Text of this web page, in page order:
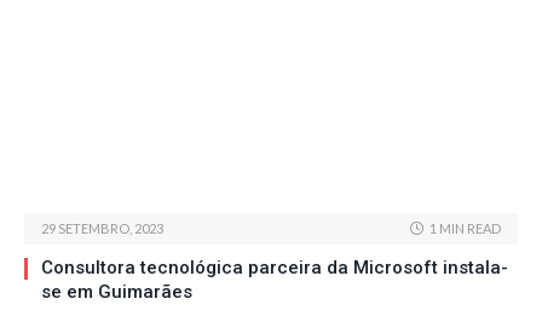
29 SETEMBRO, 2023 1 MIN READ
Consultora tecnológica parceira da Microsoft instala-
se em Guimarães